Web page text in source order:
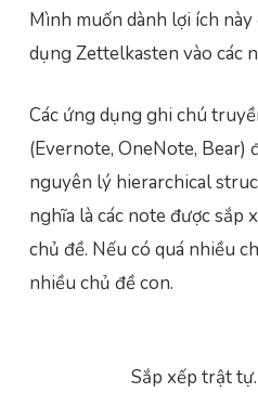
Mình muốn dành lợi ích
dụng Zettelkasten vào các
Các ứng dụng ghi chú
(Evernote, OneNote, Bear)
nguyên lý hierarchical
nghĩa là các note được
chủ đề. Nếu có quá nhiều
nhiều chủ đề con.
Sắp xếp trật